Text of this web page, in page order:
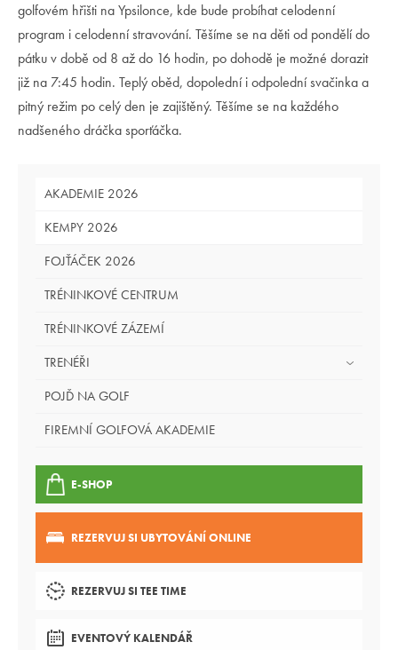
golfovém hřišti na Ypsilonce, kde bude probíhat celodenní
program i celodenní stravování. Těšíme se na děti od pondělí do
pátku v době od 8 až do 16 hodin, po dohodě je možné dorazit
již na 7:45 hodin. Teplý oběd, dopolední i odpolední svačinka a
pitný režim po celý den je zajištěný. Těšíme se na každého
nadšeného dráčka sporťáčka.
AKADEMIE 2026
KEMPY 2026
FOJŤÁČEK 2026
TRÉNINKOVÉ CENTRUM
TRÉNINKOVÉ ZÁZEMÍ
TRENÉŘI
POJĎ NA GOLF
FIREMNÍ GOLFOVÁ AKADEMIE
E-SHOP
REZERVUJ SI UBYTOVÁNÍ ONLINE
REZERVUJ SI TEE TIME
EVENTOVÝ KALENDÁŘ